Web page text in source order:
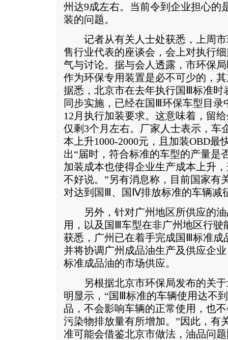
州达9成左右。当前令到企业担心的
装的问题。
记者从有关人士处获悉，上周市
售行业代表的座谈会，会上对执行
气与讨论。据与会人透露，市环保
作为环保专用装置是必不可少的，
据悉，北京市在去年执行国Ⅲ标准时
同步实施，已经在国Ⅲ环保车型目
12月执行加装要求。这意味着，留
仅剩3个月左右。厂家人士表示，车
本上升1000-2000元，且加装OBD最
出“届时，符合标准的车型的产量是
加装成本也使得企业生产成本上升
不好说。”另有消息称，目前国家有
对达到国Ⅲ、国Ⅳ排放标准的车辆减
另外，针对广州地区所供应的油
用，以及国Ⅲ车型在非广州地区行驶
获悉，广州已在着手完成国Ⅲ标准成
并将协调广州成品油生产及供应企
标准成品油的市场供应。
另根据北京市环保局发布的关于
明显示，“国Ⅲ标准的车辆使用达不
品，不会影响车辆的正常使用，也
污染物排放量有所增加。”因此，有
准可能会借鉴北京市做法，油品问